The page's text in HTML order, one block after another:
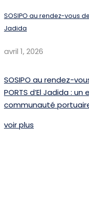
SOSIPO au rendez-vous
Jadida
avril 1, 2026
SOSIPO au rendez-
PORTS d’El Jadida :
communauté
voir plus